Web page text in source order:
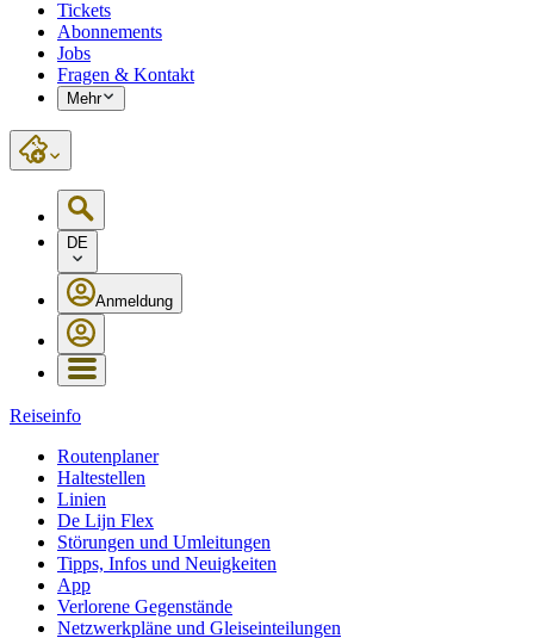
Tickets
Abonnements
Jobs
Fragen & Kontakt
Mehr
DE
Anmeldung
Reiseinfo
Routenplaner
Haltestellen
Linien
De Lijn Flex
Störungen und Umleitungen
Tipps, Infos und Neuigkeiten
App
Verlorene Gegenstände
Netzwerkpläne und Gleiseinteilungen